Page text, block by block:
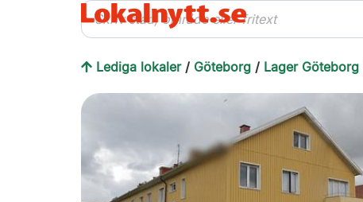
Lediga lokaler / Göteborg / Lager Göteborg